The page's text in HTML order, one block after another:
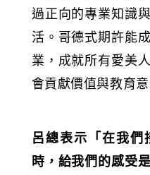
過正向的專業知識
活。哥德式期許能
業，成就所有愛美
會貢獻價值與教育
呂總表示「在我們
時，給我們的感受